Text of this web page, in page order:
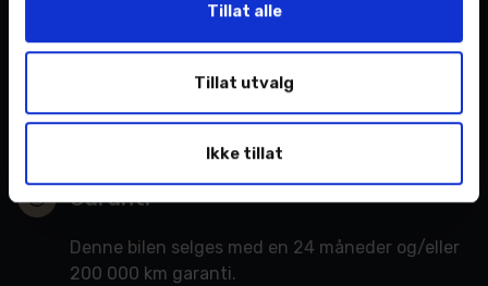
Tillat alle
Tillat utvalg
Ikke tillat
Service
Bilen har fått service i henhold til fabrikkens
retningslinjer.
Garanti
Denne bilen selges med en 24 måneder og/eller
200 000 km garanti.